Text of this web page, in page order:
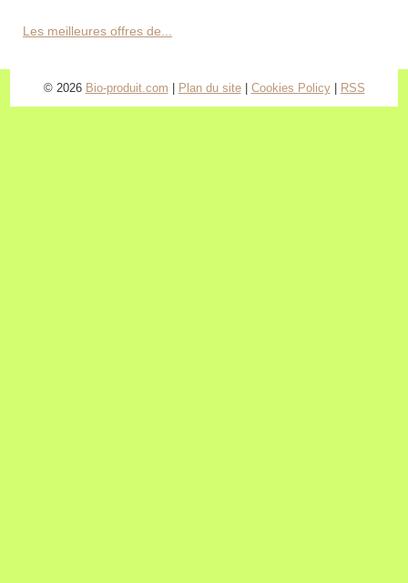
Les meilleures offres de...
© 2026 Bio-produit.com Plan du site| Cookies Policy| RSS